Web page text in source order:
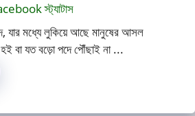
স্ট্যাটাস
যার মধ্যে লুকিয়ে আছে মানুষের আসল
বা যত বড়ো পদে পৌঁছাই না ...